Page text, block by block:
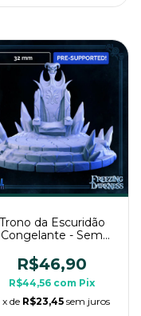
Trono da Escuridão
Congelante - Sem
Para Rpg de Mesa
R$46,90
R$44,56 com Pix
x de R$23,45 sem juros